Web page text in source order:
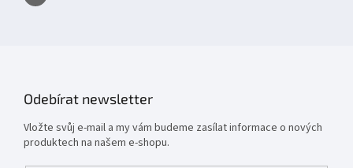
Odebírat newsletter
Vložte svůj e-mail a my vám budeme zasílat informace o nových
produktech na našem e-shopu.